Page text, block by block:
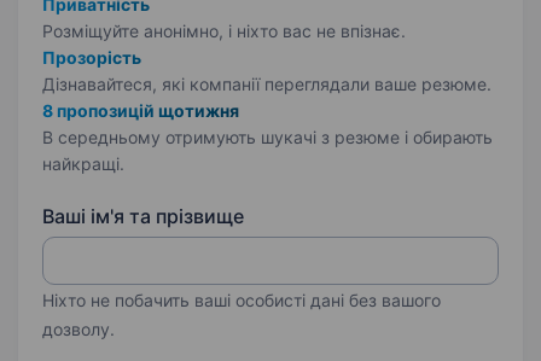
Приватність
Розміщуйте анонімно, і ніхто вас не впізнає.
Прозорість
Дізнавайтеся, які компанії переглядали ваше резюме.
8 пропозицій щотижня
В середньому отримують шукачі з резюме і обирають
найкращі.
Ваші ім'я та прізвище
Ніхто не побачить ваші особисті дані без вашого
дозволу.